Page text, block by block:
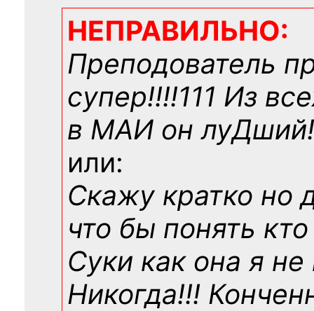
НЕПРАВИЛЬНО:
Преподователь
супер!!!!111 Из
в МАИ он
или:
Скажу кратко но
что бы понять
Суки как она я не
Никогда!!!